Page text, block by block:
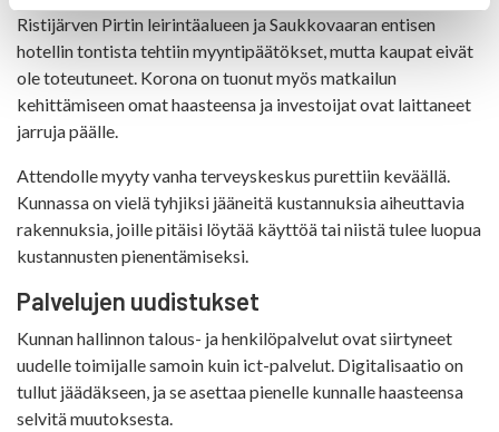
Ristijärven Pirtin leirintäalueen ja Saukkovaaran entisen
hotellin tontista tehtiin myyntipäätökset, mutta kaupat eivät
ole toteutuneet. Korona on tuonut myös matkailun
kehittämiseen omat haasteensa ja investoijat ovat laittaneet
jarruja päälle.
Attendolle myyty vanha terveyskeskus purettiin keväällä.
Kunnassa on vielä tyhjiksi jääneitä kustannuksia aiheuttavia
rakennuksia, joille pitäisi löytää käyttöä tai niistä tulee luopua
kustannusten pienentämiseksi.
Palvelujen uudistukset
Kunnan hallinnon talous- ja henkilöpalvelut ovat siirtyneet
uudelle toimijalle samoin kuin ict-palvelut. Digitalisaatio on
tullut jäädäkseen, ja se asettaa pienelle kunnalle haasteensa
selvitä muutoksesta.